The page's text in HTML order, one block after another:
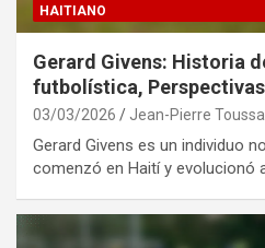
HAITIANO
Gerard Givens: Historia
futbolística,
03/03/2026 Jean-Pierre
Gerard Givens es un individuo
comenzó en Haití y evolucionó